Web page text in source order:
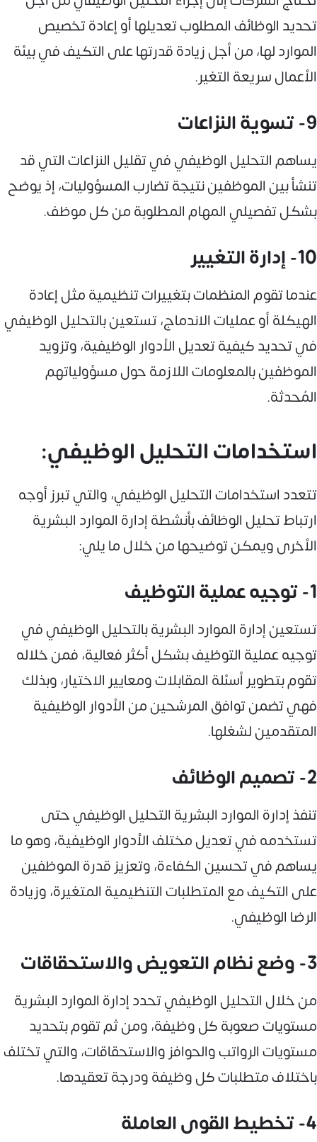
تحديد الوظائف المطلوب تعديلها أو إعادة تخصيص
الموارد لها، من أجل زيادة قدرتها على التكيف في بيئة
الأعمال سريعة التغير.
9- تسوية النزاعات
يساهم التحليل الوظيفي في تقليل النزاعات التي قد
تنشأ بين الموظفين نتيجة تضارب المسؤوليات، إذ يوضح
بشكل تفصيلي المهام المطلوبة من كل موظف.
10- إدارة التغيير
عندما تقوم المنظمات بتغييرات تنظيمية مثل إعادة
الهيكلة أو عمليات الاندماج، تستعين بالتحليل الوظيفي
في تحديد كيفية تعديل الأدوار الوظيفية، وتزويد
الموظفين بالمعلومات اللازمة حول مسؤولياتهم
المُحدثة.
استخدامات التحليل الوظيفي:
تتعدد استخدامات التحليل الوظيفي، والتي تبرز أوجه
ارتباط تحليل الوظائف بأنشطة إدارة الموارد البشرية
الأخرى ويمكن توضيحها من خلال ما يلي:
1- توجيه عملية التوظيف
تستعين إدارة الموارد البشرية بالتحليل الوظيفي في
توجيه عملية التوظيف بشكل أكثر فعالية، فمن خلاله
تقوم بتطوير أسئلة المقابلات ومعايير الاختيار، وبذلك
فهي تضمن توافق المرشحين من الأدوار الوظيفية
المتقدمين لشغلها.
2- تصميم الوظائف
تنفذ إدارة الموارد البشرية التحليل الوظيفي حتى
تستخدمه في تعديل مختلف الأدوار الوظيفية، وهو ما
يساهم في تحسين الكفاءة، وتعزيز قدرة الموظفين
على التكيف مع المتطلبات التنظيمية المتغيرة، وزيادة
الرضا الوظيفي.
3- وضع نظام التعويض والاستحقاقات
من خلال التحليل الوظيفي تحدد إدارة الموارد البشرية
مستويات صعوبة كل وظيفة، ومن ثم تقوم بتحديد
مستويات الرواتب والحوافز والاستحقاقات، والتي تختلف
باختلاف متطلبات كل وظيفة ودرجة تعقيدها.
4- تخطيط القوى العاملة